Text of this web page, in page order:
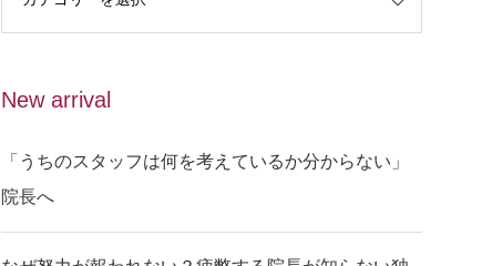
New arrival
「うちのスタッフは何を考えているか分からない」
院長へ